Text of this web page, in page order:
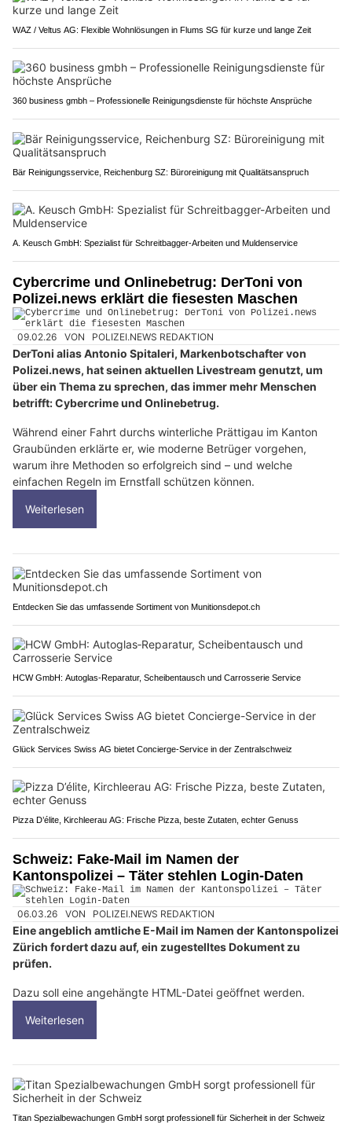
WAZ / Veltus AG: Flexible Wohnlösungen in Flums SG für kurze und lange Zeit
360 business gmbh – Professionelle Reinigungsdienste für höchste Ansprüche
Bär Reinigungsservice, Reichenburg SZ: Büroreinigung mit Qualitätsanspruch
A. Keusch GmbH: Spezialist für Schreitbagger-Arbeiten und Muldenservice
Cybercrime und Onlinebetrug: DerToni von
Polizei.news erklärt die fiesesten Maschen
09.02.26 VON POLIZEI.NEWS REDAKTION
DerToni alias Antonio Spitaleri, Markenbotschafter von
Polizei.news, hat seinen aktuellen Livestream genutzt, um
über ein Thema zu sprechen, das immer mehr Menschen
betrifft: Cybercrime und Onlinebetrug.
Während einer Fahrt durchs winterliche Prättigau im Kanton
Graubünden erklärte er, wie moderne Betrüger vorgehen,
warum ihre Methoden so erfolgreich sind – und welche
einfachen Regeln im Ernstfall schützen können.
Weiterlesen
Entdecken Sie das umfassende Sortiment von Munitionsdepot.ch
HCW GmbH: Autoglas‑Reparatur, Scheibentausch und Carrosserie Service
Glück Services Swiss AG bietet Concierge-Service in der Zentralschweiz
Pizza D’élite, Kirchleerau AG: Frische Pizza, beste Zutaten, echter Genuss
Schweiz: Fake-Mail im Namen der
Kantonspolizei – Täter stehlen Login-Daten
06.03.26 VON POLIZEI.NEWS REDAKTION
Eine angeblich amtliche E-Mail im Namen der Kantonspolizei
Zürich fordert dazu auf, ein zugestelltes Dokument zu
prüfen.
Dazu soll eine angehängte HTML-Datei geöffnet werden.
Weiterlesen
Titan Spezialbewachungen GmbH sorgt professionell für Sicherheit in der Schweiz